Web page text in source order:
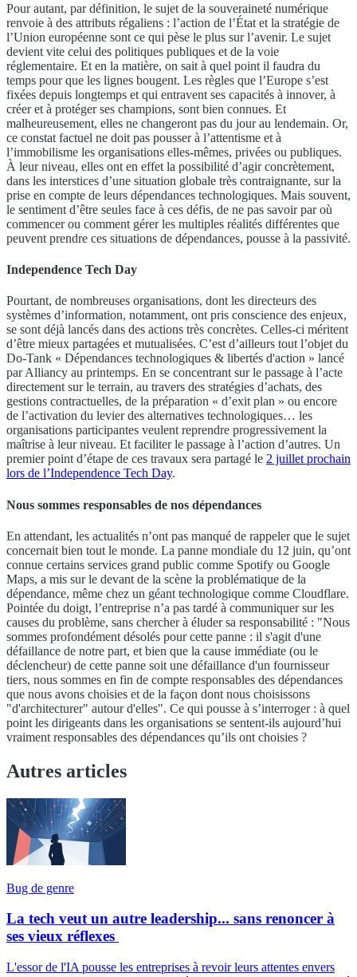
Pour autant, par définition, le sujet de la souveraineté numérique
renvoie à des attributs régaliens : l’action de l’État et la stratégie de
l’Union européenne sont ce qui pèse le plus sur l’avenir. Le sujet
devient vite celui des politiques publiques et de la voie
réglementaire. Et en la matière, on sait à quel point il faudra du
temps pour que les lignes bougent. Les règles que l’Europe s’est
fixées depuis longtemps et qui entravent ses capacités à innover, à
créer et à protéger ses champions, sont bien connues. Et
malheureusement, elles ne changeront pas du jour au lendemain. Or,
ce constat factuel ne doit pas pousser à l’attentisme et à
l’immobilisme les organisations elles-mêmes, privées ou publiques.
À leur niveau, elles ont en effet la possibilité d’agir concrètement,
dans les interstices d’une situation globale très contraignante, sur la
prise en compte de leurs dépendances technologiques. Mais souvent,
le sentiment d’être seules face à ces défis, de ne pas savoir par où
commencer ou comment gérer les multiples réalités différentes que
peuvent prendre ces situations de dépendances, pousse à la passivité.
Independence Tech Day
Pourtant, de nombreuses organisations, dont les directeurs des
systèmes d’information, notamment, ont pris conscience des enjeux,
se sont déjà lancés dans des actions très concrètes. Celles-ci méritent
d’être mieux partagées et mutualisées. C’est d’ailleurs tout l’objet du
Do-Tank « Dépendances technologiques & libertés d'action » lancé
par Alliancy au printemps. En se concentrant sur le passage à l’acte
directement sur le terrain, au travers des stratégies d’achats, des
gestions contractuelles, de la préparation « d’exit plan » ou encore
de l’activation du levier des alternatives technologiques… les
organisations participantes veulent reprendre progressivement la
maîtrise à leur niveau. Et faciliter le passage à l’action d’autres. Un
premier point d’étape de ces travaux sera partagé le 2 juillet prochain
lors de l’Independence Tech Day.
Nous sommes responsables de nos dépendances
En attendant, les actualités n’ont pas manqué de rappeler que le sujet
concernait bien tout le monde. La panne mondiale du 12 juin, qu’ont
connue certains services grand public comme Spotify ou Google
Maps, a mis sur le devant de la scène la problématique de la
dépendance, même chez un géant technologique comme Cloudflare.
Pointée du doigt, l’entreprise n’a pas tardé à communiquer sur les
causes du problème, sans chercher à éluder sa responsabilité : "Nous
sommes profondément désolés pour cette panne : il s'agit d'une
défaillance de notre part, et bien que la cause immédiate (ou le
déclencheur) de cette panne soit une défaillance d'un fournisseur
tiers, nous sommes en fin de compte responsables des dépendances
que nous avons choisies et de la façon dont nous choisissons
"d'architecturer" autour d'elles". Ce qui pousse à s’interroger : à quel
point les dirigeants dans les organisations se sentent-ils aujourd’hui
vraiment responsables des dépendances qu’ils ont choisies ?
Autres articles
Bug de genre
La tech veut un autre leadership... sans renoncer à
ses vieux réflexes
L'essor de l'IA pousse les entreprises à revoir leurs attentes envers